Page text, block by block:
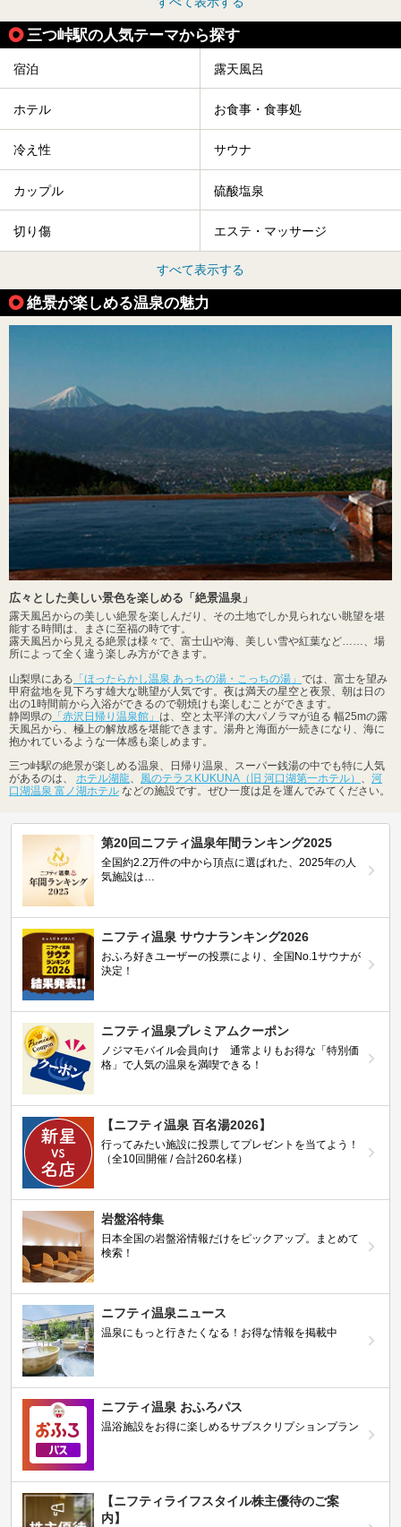
三つ峠駅の人気テーマから探す
宿泊 露天風呂
ホテル お食事・食事処
冷え性 サウナ
カップル 硫酸塩泉
切り傷 エステ・マッサージ
すべて表示する
絶景が楽しめる温泉の魅力
広々とした美しい景色を楽しめる「絶景温泉」
露天風呂からの美しい絶景を楽しんだり、その土地でしか見られない眺望を堪
能する時間は、まさに至福の時です。
露天風呂から見える絶景は様々で、富士山や海、美しい雪や紅葉など……、場
所によって全く違う楽しみ方ができます。
山梨県にある 「ほったらかし温泉 あっちの湯・こっちの湯」 では、富士を望み
甲府盆地を見下ろす雄大な眺望が人気です。夜は満天の星空と夜景、朝は日の
出の1時間前から入浴ができるので朝焼けも楽しむことができます。
静岡県の 「赤沢日帰り温泉館」 は、空と太平洋の大パノラマが迫る 幅25mの露
天風呂から、極上の解放感を堪能できます。湯舟と海面が一続きになり、海に
抱かれているような一体感も楽しめます。
三つ峠駅の絶景が楽しめる温泉、日帰り温泉、スーパー銭湯の中でも特に人気
があるのは、 ホテル湖龍 風のテラスKUKUNA（旧 河口湖第一ホテル）
河
口湖温泉 富ノ湖ホテル などの施設です。ぜひ一度は足を運んでみてください。
第20回ニフティ温泉年間ランキング2025
全国約2.2万件の中から頂点に選ばれた、2025年の人
気施設は…
ニフティ温泉 サウナランキング2026
おふろ好きユーザーの投票により、全国No.1サウナが
決定！
ニフティ温泉プレミアムクーポン
ノジマモバイル会員向け 通常よりもお得な「特別価
格」で人気の温泉を満喫できる！
【ニフティ温泉 百名湯2026】
行ってみたい施設に投票してプレゼントを当てよう！
（全10回開催 / 合計260名様）
岩盤浴特集
日本全国の岩盤浴情報だけをピックアップ。まとめて
検索！
ニフティ温泉ニュース
温泉にもっと行きたくなる！お得な情報を掲載中
ニフティ温泉 おふろパス
温浴施設をお得に楽しめるサブスクリプションプラン
【ニフティライフスタイル株主優待のご案
内】